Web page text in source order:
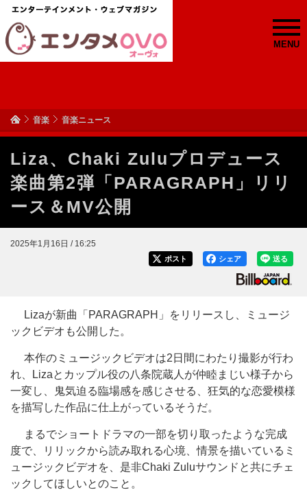
MENU
音楽 音楽ニュース
Liza、Chaki Zuluプロデュース
楽曲第2弾「PARAGRAPH」リリ
ース＆MV公開
2025年1月16日 / 16:25
送る
シェア
ポスト
Lizaが新曲「PARAGRAPH」をリリースし、ミュージ
ックビデオも公開した。
本作のミュージックビデオは2日間にわたり撮影が行わ
れ、Lizaとカップル役の八条院蔵人が仲睦まじい様子から
一変し、鬼気迫る臨場感を感じさせる、狂気的な恋愛模様
を描写した作品に仕上がっているそうだ。
まるでショートドラマの一部を切り取ったような完成
度で、リリックから読み取れる心境、情景を描いているミ
ュージックビデオを、是非Chaki Zuluサウンドと共にチェ
ックしてほしいとのこと。